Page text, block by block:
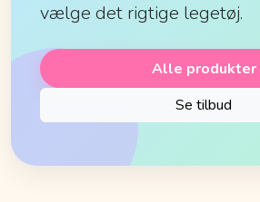
vælge det rigtige legetøj.
Alle produkter
Se tilbud